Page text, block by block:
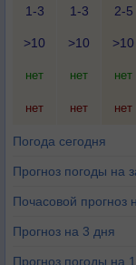
1-3
1-3
2-5
>10 >10 >10
нет нет нет
нет нет нет
Погода сегодня
Прогноз погоды на
Почасовой прогноз
Прогноз на 3 дня
Прогноз погоды на